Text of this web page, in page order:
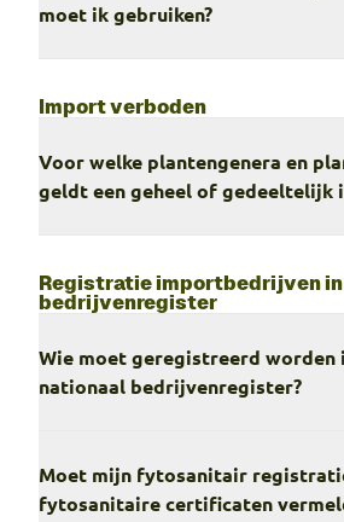
moet ik gebruiken?
Import verboden
Voor welke plantengenera en
geldt een geheel of gedeeltelijk
Registratie importbedrijven
bedrijvenregister
Wie moet geregistreerd worden
nationaal bedrijvenregister?
Moet mijn fytosanitair
fytosanitaire certificaten